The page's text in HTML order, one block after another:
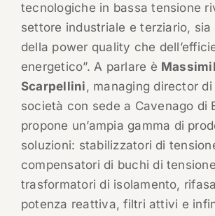
tecnologiche in bassa tensione
settore industriale e terziario, sia
della power quality che
energetico”. A parlare è
Scarpellini, managing director
società con sede a Cavenago di
propone un’ampia gamma di
soluzioni: stabilizzatori di
compensatori di buchi di
trasformatori di isolamento,
potenza reattiva, filtri attivi e